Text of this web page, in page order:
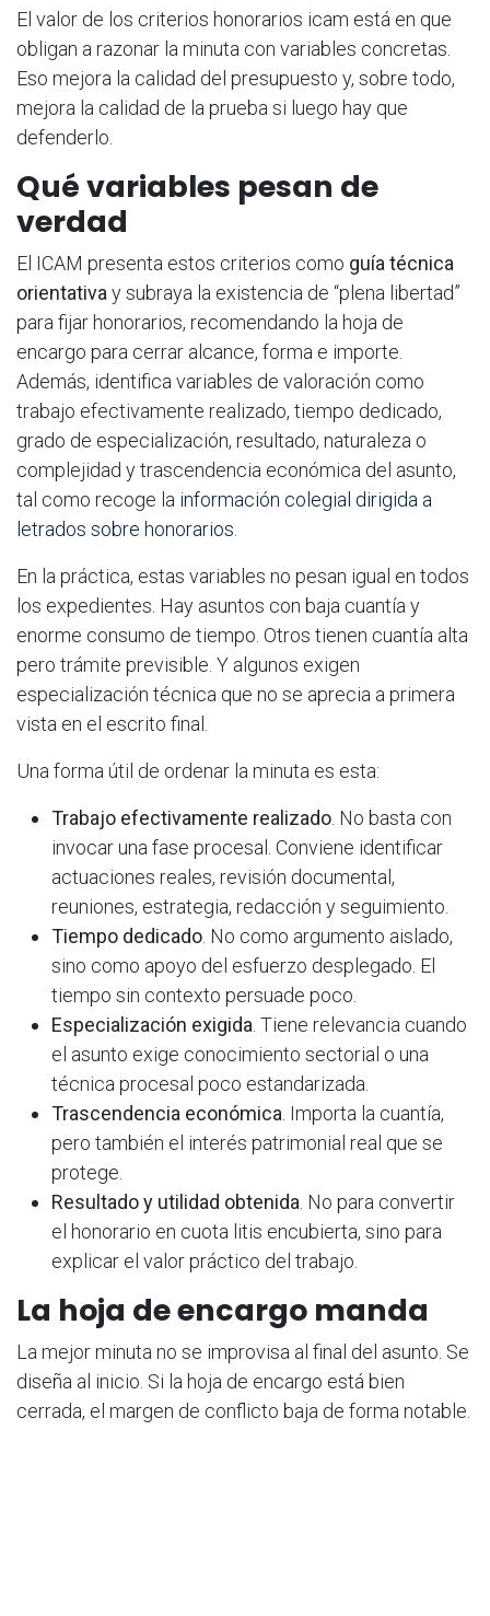
El valor de los criterios honorarios icam está en que
obligan a razonar la minuta con variables concretas.
Eso mejora la calidad del presupuesto y, sobre todo,
mejora la calidad de la prueba si luego hay que
defenderlo.
Qué variables pesan de
verdad
El ICAM presenta estos criterios como guía técnica
orientativa y subraya la existencia de “plena libertad”
para fijar honorarios, recomendando la hoja de
encargo para cerrar alcance, forma e importe.
Además, identifica variables de valoración como
trabajo efectivamente realizado, tiempo dedicado,
grado de especialización, resultado, naturaleza o
complejidad y trascendencia económica del asunto,
tal como recoge la información colegial dirigida a
letrados sobre honorarios
En la práctica, estas variables no pesan igual en todos
los expedientes. Hay asuntos con baja cuantía y
enorme consumo de tiempo. Otros tienen cuantía alta
pero trámite previsible. Y algunos exigen
especialización técnica que no se aprecia a primera
vista en el escrito final.
Una forma útil de ordenar la minuta es esta:
Trabajo efectivamente realizado . No basta con
invocar una fase procesal. Conviene identificar
actuaciones reales, revisión documental,
reuniones, estrategia, redacción y seguimiento.
Tiempo dedicado . No como argumento aislado,
sino como apoyo del esfuerzo desplegado. El
tiempo sin contexto persuade poco.
Especialización exigida . Tiene relevancia cuando
el asunto exige conocimiento sectorial o una
técnica procesal poco estandarizada.
Trascendencia económica . Importa la cuantía,
pero también el interés patrimonial real que se
protege.
Resultado y utilidad obtenida . No para convertir
el honorario en cuota litis encubierta, sino para
explicar el valor práctico del trabajo.
La hoja de encargo manda
La mejor minuta no se improvisa al final del asunto. Se
diseña al inicio. Si la hoja de encargo está bien
cerrada, el margen de conflicto baja de forma notable.